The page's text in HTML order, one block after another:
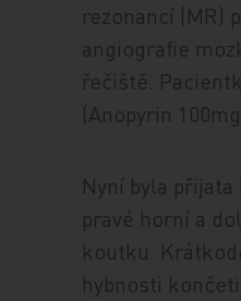
rezonancí (MR)
angiografie
řečiště.
(Anopyrin
Nyní byla
pravé horní a
koutku.
hybnosti